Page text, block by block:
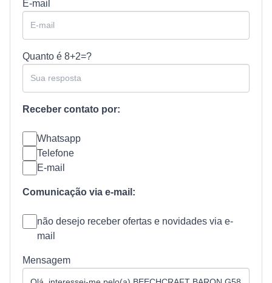
E-mail
Quanto é 8+2=?
Receber contato por:
Whatsapp
Telefone
E-mail
Comunicação via e-mail:
não desejo receber ofertas e novidades via e-
mail
Mensagem